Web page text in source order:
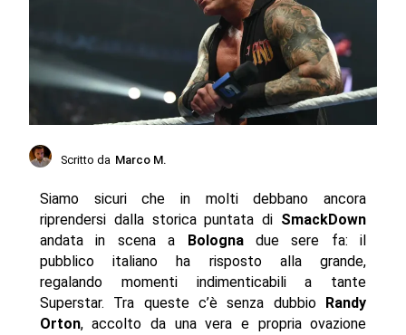
Scritto da Marco M.
Siamo sicuri che in molti debbano ancora
riprendersi dalla storica puntata di SmackDown
andata in scena a
Bolognadue sere fa: il
pubblico italiano ha risposto alla grande,
regalando momenti indimenticabili a tante
Superstar. Tra queste c’è senza dubbio
Randy
Orton, accolto da una vera e propria ovazione